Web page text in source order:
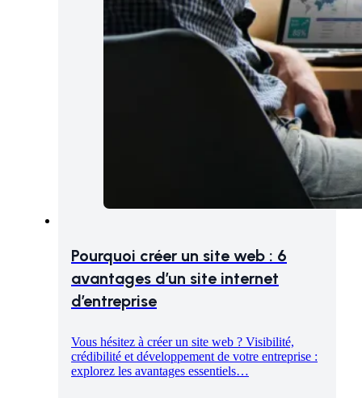
Pourquoi créer un site web : 6
avantages d’un site internet
d’entreprise
Vous hésitez à créer un site web ? Visibilité,
crédibilité et développement de votre entreprise :
explorez les avantages essentiels…